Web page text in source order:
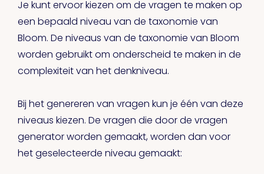
Je kunt ervoor kiezen om de vragen te maken op
een bepaald niveau van de taxonomie van
Bloom. De niveaus van de taxonomie van Bloom
worden gebruikt om onderscheid te maken in de
complexiteit van het denkniveau.
Bij het genereren van vragen kun je één van deze
niveaus kiezen. De vragen die door de vragen
generator worden gemaakt, worden dan voor
het geselecteerde niveau gemaakt: